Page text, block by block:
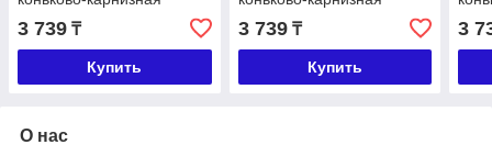
3 739 ₸
Купить
3 739₸
Купить
3
О нас